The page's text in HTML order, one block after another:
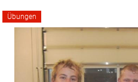
Übungen